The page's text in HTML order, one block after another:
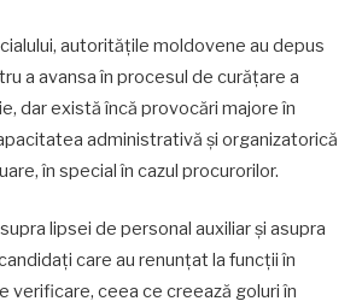
autoritățile moldovene au depus
a avansa în procesul de curățare a
dar există încă provocări majore în
administrativă și organizatorică
în special în cazul procurorilor.
lipsei de personal auxiliar și asupra
care au renunțat la funcții în
verificare, ceea ce creează goluri în